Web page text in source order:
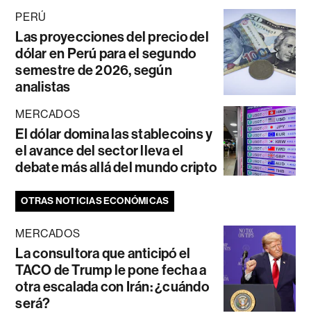
PERÚ
Las proyecciones del precio del
dólar en Perú para el segundo
semestre de 2026, según
analistas
MERCADOS
El dólar domina las stablecoins y
el avance del sector lleva el
debate más allá del mundo cripto
OTRAS NOTICIAS ECONÓMICAS
MERCADOS
La consultora que anticipó el
TACO de Trump le pone fecha a
otra escalada con Irán: ¿cuándo
será?